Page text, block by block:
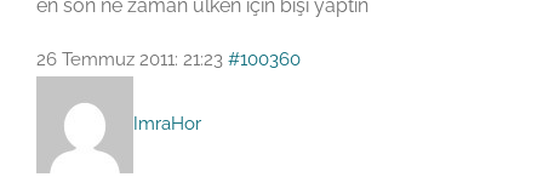
en son ne zaman ülken için bişi yaptın
26 Temmuz 2011: 21:23 #100360
ImraHor